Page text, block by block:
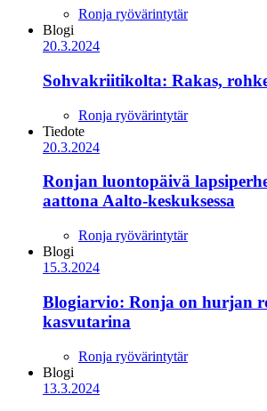
Ronja ryövärintytär
Blogi
20.3.2024
Sohvakriitikolta: Rakas,
Ronja ryövärintytär
Tiedote
20.3.2024
Ronjan luontopäivä
aattona Aalto-keskuksessa
Ronja ryövärintytär
Blogi
15.3.2024
Blogiarvio: Ronja on hurjan
kasvutarina
Ronja ryövärintytär
Blogi
13.3.2024